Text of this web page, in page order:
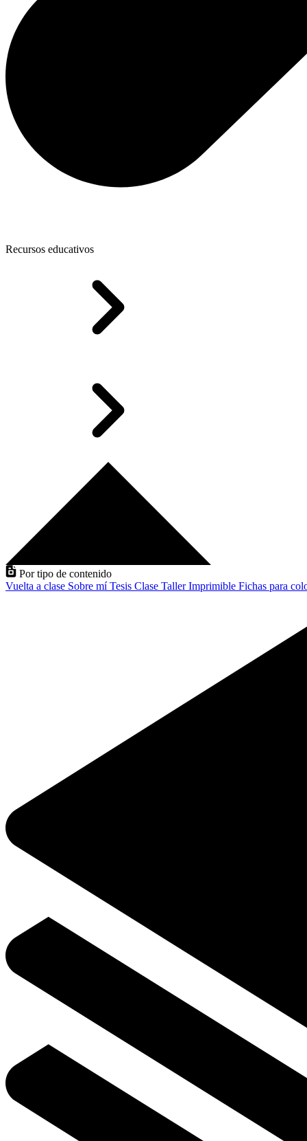
Recursos educativos
Por tipo de contenido
Vuelta a clase Sobre míTesis Clase TallerImprimible Fichas para